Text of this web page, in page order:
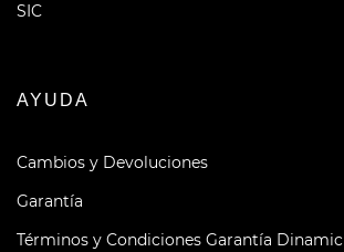
SIC
AYUDA
Cambios y Devoluciones
Garantía
Términos y Condiciones Garantía Dinamic